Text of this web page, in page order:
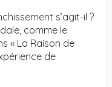
s’agit-il ?
comme le
« La Raison de
de